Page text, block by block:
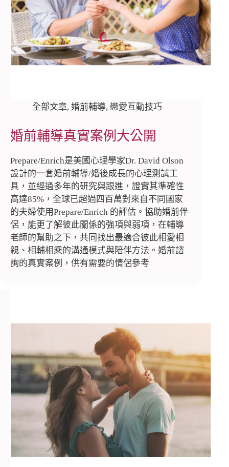
全部文章, 婚前輔導, 戀愛互動技巧
婚前輔導真實案例大公開
Prepare/Enrich是美國心理學家Dr. David Olson
設計的一套婚前輔導/婚後成長的心理測試工
具，並經過多年的研究與跟進，證實其準確性
高達85%，全球已超過四百萬對來自不同國家
的夫婦使用Prepare/Enrich 的評估。協助婚前伴
侶，能更了解彼此關係的強項與弱項，在輔導
老師的幫助之下，共同找出最適合彼此相愛相
親、相輔相乘的溝通模式與陪伴方法。婚前諮
詢的真實案例，供有需要的情侶參考